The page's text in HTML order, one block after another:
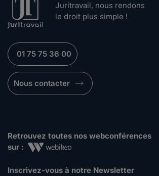
Juritravail, nous rendons
le droit plus simple !
01 75 75 36 00
Nous contacter
Retrouvez toutes nos webconférences
sur :
Inscrivez-vous à notre Newsletter